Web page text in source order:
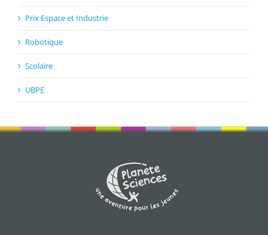
Prix Espace et Industrie
Robotique
Scolaire
UBPE